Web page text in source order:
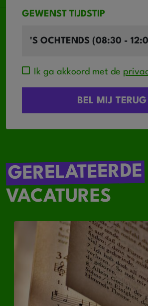
GEWENST TIJDSTIP
Ik ga akkoord met de
GERELATEERDE
VACATURES